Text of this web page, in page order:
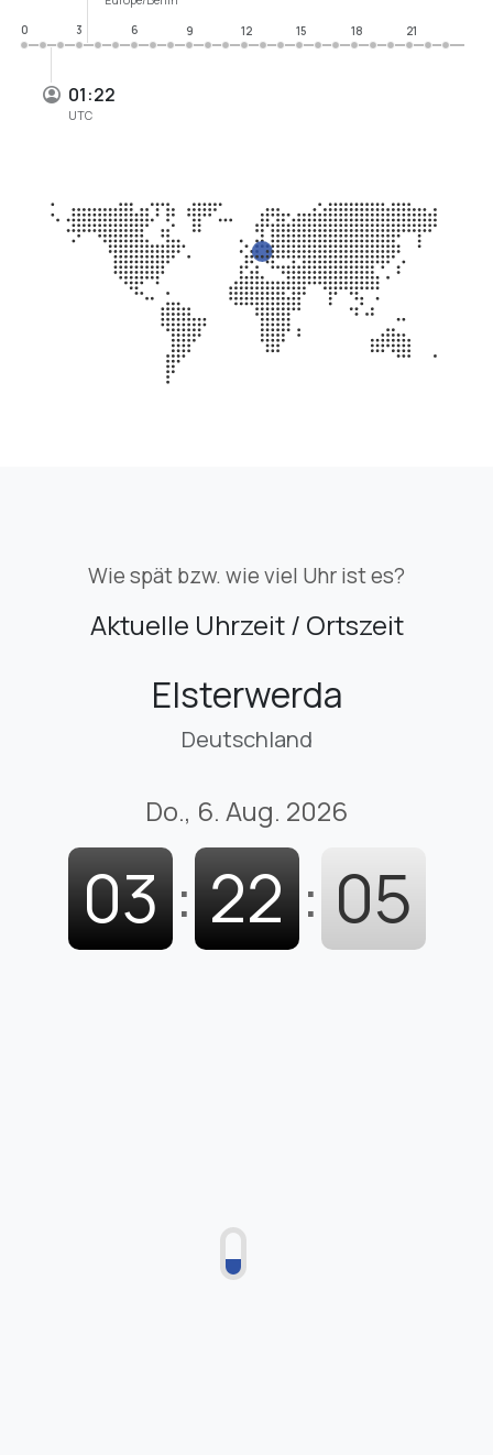
01:22
UTC
0
3 6 9 12 15 18 21
Wie spät bzw. wie viel Uhr ist es?
Aktuelle Uhrzeit / Ortszeit
Elsterwerda
Deutschland
Do., 6. Aug. 2026
03 : 22 : 07